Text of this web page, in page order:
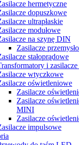
hermetyczne
dopuszkowe
ultrapłaskie
modułowe
na szynę DIN
Zasilacze
stałoprądowe
i
wtyczkowe
oświetleniowe
Zasilacze
Zasilacze
MINI
Zasilacze
impulsowe